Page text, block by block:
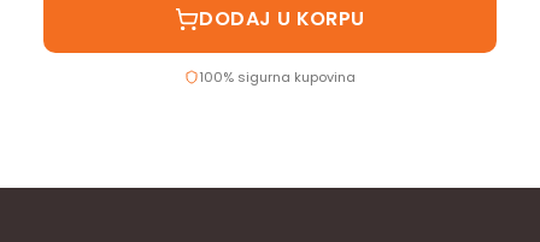
DODAJ U KORPU
100% sigurna kupovina